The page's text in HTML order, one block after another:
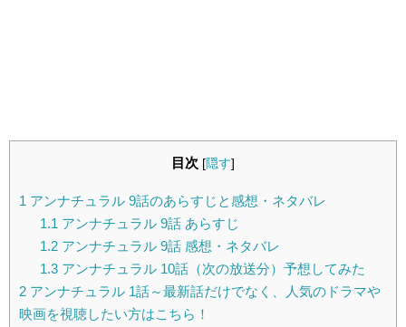
目次 [隠す]
1 アンナチュラル 9話のあらすじと感想・ネタバレ
1.1 アンナチュラル 9話 あらすじ
1.2アンナチュラル 9話 感想・ネタバレ
1.3アンナチュラル 10話（次の放送分）予想してみた
2 アンナチュラル 1話～最新話だけでなく、人気のドラマや
映画を視聴したい方はこちら！